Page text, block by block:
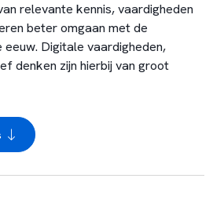
relevante kennis, vaardigheden
beter omgaan met de
Digitale vaardigheden,
denken zijn hierbij van groot